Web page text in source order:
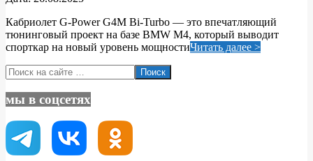
26
Кабриолет G-Power G4M Bi-Turbo — это впечатляющий
тюнинговый проект на базе BMW M4, который выводит
спорткар на новый уровень мощностиЧитать далее >
Поиск
мы в соцсетях